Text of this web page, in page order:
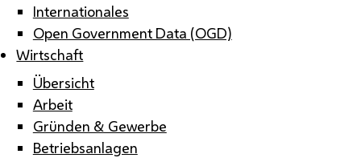
Internationales
Open Government Data (OGD)
Wirtschaft
Übersicht
Arbeit
Gründen & Gewerbe
Betriebsanlagen